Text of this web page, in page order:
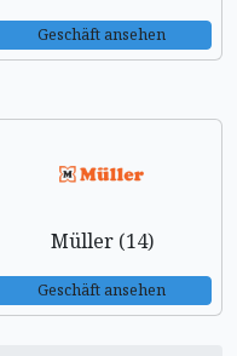
Geschäft ansehen
Müller (14)
Geschäft ansehen